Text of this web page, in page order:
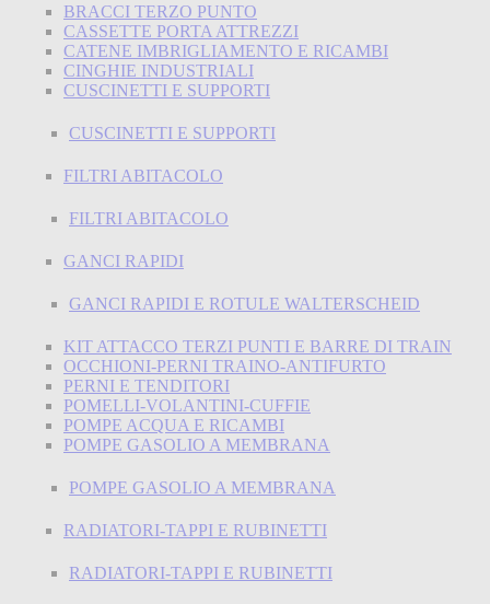
BRACCI TERZO PUNTO
CASSETTE PORTA ATTREZZI
CATENE IMBRIGLIAMENTO E RICAMBI
CINGHIE INDUSTRIALI
CUSCINETTI E SUPPORTI
CUSCINETTI E SUPPORTI
FILTRI ABITACOLO
FILTRI ABITACOLO
GANCI RAPIDI
GANCI RAPIDI E ROTULE WALTERSCHEID
KIT ATTACCO TERZI PUNTI E BARRE DI TRAIN
OCCHIONI-PERNI TRAINO-ANTIFURTO
PERNI E TENDITORI
POMELLI-VOLANTINI-CUFFIE
POMPE ACQUA E RICAMBI
POMPE GASOLIO A MEMBRANA
POMPE GASOLIO A MEMBRANA
RADIATORI-TAPPI E RUBINETTI
RADIATORI-TAPPI E RUBINETTI